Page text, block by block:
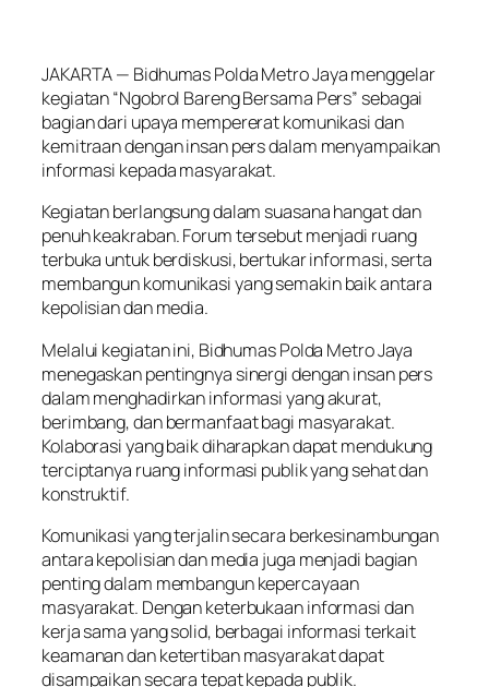
JAKARTA — Bidhumas Polda Metro Jaya menggelar
kegiatan “Ngobrol Bareng Bersama Pers” sebagai
bagian dari upaya mempererat komunikasi dan
kemitraan dengan insan pers dalam menyampaikan
informasi kepada masyarakat.
Kegiatan berlangsung dalam suasana hangat dan
penuh keakraban. Forum tersebut menjadi ruang
terbuka untuk berdiskusi, bertukar informasi, serta
membangun komunikasi yang semakin baik antara
kepolisian dan media.
Melalui kegiatan ini, Bidhumas Polda Metro Jaya
menegaskan pentingnya sinergi dengan insan pers
dalam menghadirkan informasi yang akurat,
berimbang, dan bermanfaat bagi masyarakat.
Kolaborasi yang baik diharapkan dapat mendukung
terciptanya ruang informasi publik yang sehat dan
konstruktif.
Komunikasi yang terjalin secara berkesinambungan
antara kepolisian dan media juga menjadi bagian
penting dalam membangun kepercayaan
masyarakat. Dengan keterbukaan informasi dan
kerja sama yang solid, berbagai informasi terkait
keamanan dan ketertiban masyarakat dapat
disampaikan secara tepat kepada publik.